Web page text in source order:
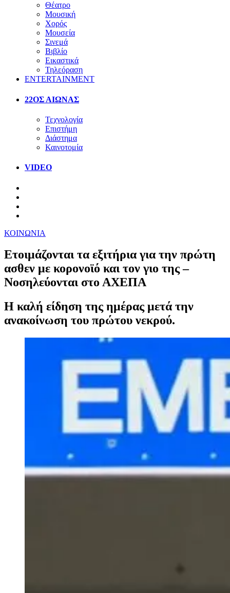
Θέατρο
Μουσική
Χορός
Μουσεία
Σινεμά
Βιβλίο
Εικαστικά
Τηλεόραση
ENTERTAINMENT
22ΟΣ ΑΙΩΝΑΣ
Τεχνολογία
Επιστήμη
Διάστημα
Καινοτομία
VIDEO
ΚΟΙΝΩΝΙΑ
Ετοιμάζονται τα εξιτήρια για την πρώτη
ασθεν με κορονοϊό και τον γιο της –
Νοσηλεύονται στο ΑΧΕΠΑ
Η καλή είδηση της ημέρας μετά την
ανακοίνωση του πρώτου νεκρού.